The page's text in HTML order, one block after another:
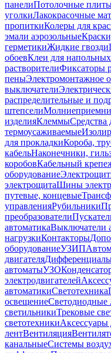
панелиПотолочные
уголкиЛакокрасочные
пропиткиКолеры для
эмали аэрозольные
герметикиЖидкие гвозди
обоевКлеи для
растворителиФиксаторы
пеныЭлектромонтажное
выключатели
распределительные и
штепсели
изделияКлеммыСредства
термоусаживаемые
для прокладкиКороба,
кабельНаконечники,
коробовКабельный
оборудование
электрощитаШины
путевые, концевые
управленияРубильники
преобразователи
автоматикаВыключатели
нагрузкиКонтакторы
оборудованиеУЗИП
двигателя
автоматыУЗО
электродвигателей
автоматикиСветотехника
освещениеСветодиодные
светильникиТрековые
светотехникиАксессуары
лентВентиляция
канальныеСистемы